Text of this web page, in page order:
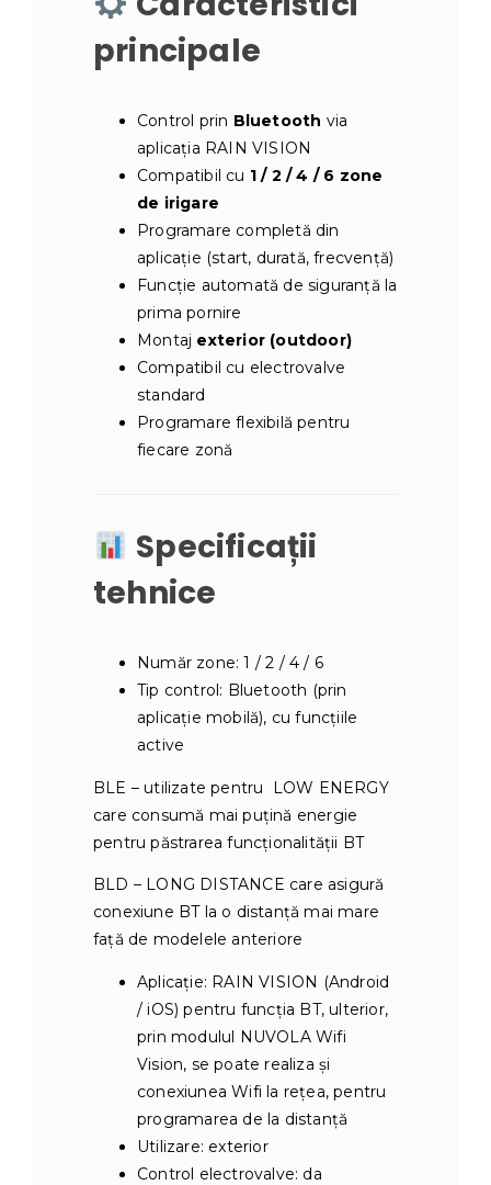
principale
Control prin Bluetooth via
aplicația RAIN VISION
Compatibil cu 1 / 2 / 4 / 6 zone
de irigare
Programare completă din
aplicație (start, durată, frecvență)
Funcție automată de siguranță la
prima pornire
Montaj exterior (outdoor)
Compatibil cu electrovalve
standard
Programare flexibilă pentru
fiecare zonă
Specificații
tehnice
Număr zone: 1 / 2 / 4 / 6
Tip control: Bluetooth (prin
aplicație mobilă), cu funcțiile
active
BLE – utilizate pentru LOW ENERGY
care consumă mai puțină energie
pentru păstrarea funcționalității BT
BLD – LONG DISTANCE care asigură
conexiune BT la o distanță mai mare
față de modelele anteriore
Aplicație: RAIN VISION (Android
/ iOS) pentru funcția BT, ulterior,
prin modulul NUVOLA Wifi
Vision, se poate realiza și
conexiunea Wifi la rețea, pentru
programarea de la distanță
Utilizare: exterior
Control electrovalve: da